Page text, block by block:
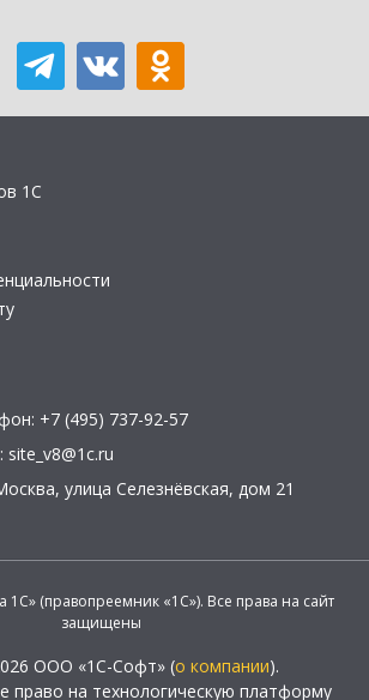
1С
+7 (495) 737-92-57
site_v8@1c.ru
, улица Селезнёвская, дом 21
(правопреемник «1С»). Все права на сайт
защищены
ООО «1С-Софт» (о компании).
право на технологическую платформу